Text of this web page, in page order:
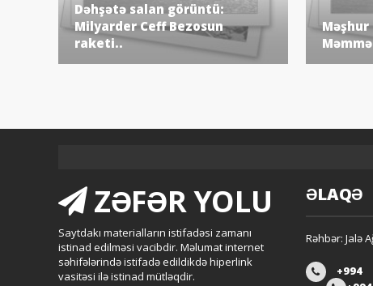
Dəhşətə salan görüntü:
Milyarder Ceff Bezosun
raketi..
Məşhur
ZƏFƏR YOLU
Saytdakı materialların istifadəsi zamanı
istinad edilməsi vacibdir. Məlumat internet
səhifələrində istifadə edildikdə hiperlink
vasitəsi ilə istinad mütləqdir.
ƏLAQƏ
Rəhbər: Jalə
+994